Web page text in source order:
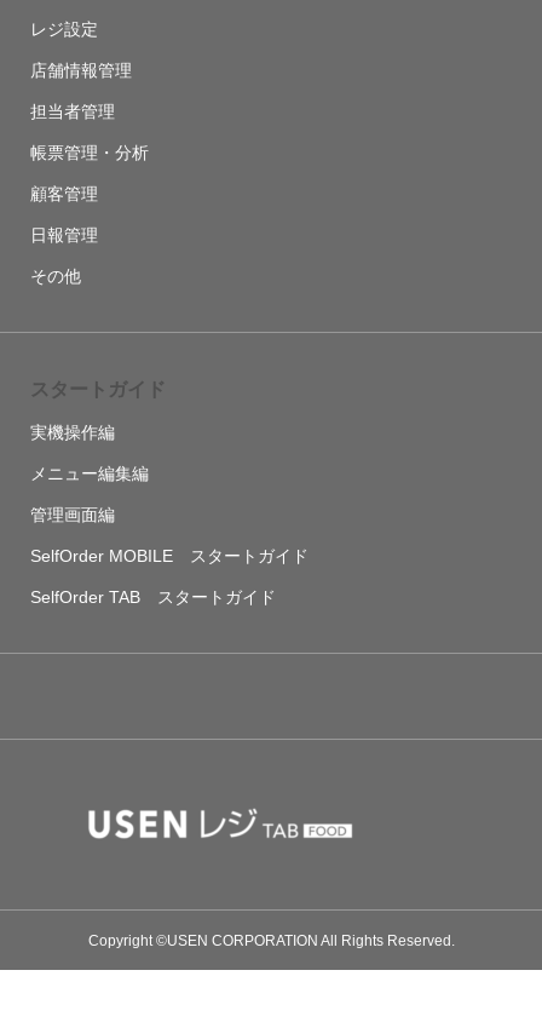
レジ設定
店舗情報管理
担当者管理
帳票管理・分析
顧客管理
日報管理
その他
スタートガイド
実機操作編
メニュー編集編
管理画面編
SelfOrder MOBILE スタートガイド
SelfOrder TAB スタートガイド
Copyright ©USEN CORPORATION All Rights Reserved.